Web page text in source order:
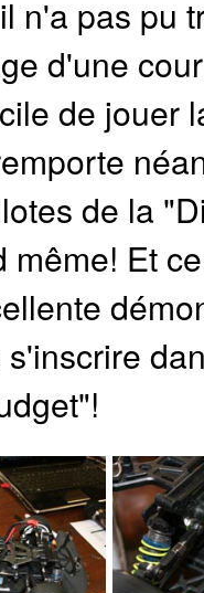
n'a pas pu
d'une
de jouer
de la
Et